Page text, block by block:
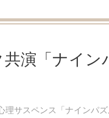
演「ナイ
サスペンス「ナインパ